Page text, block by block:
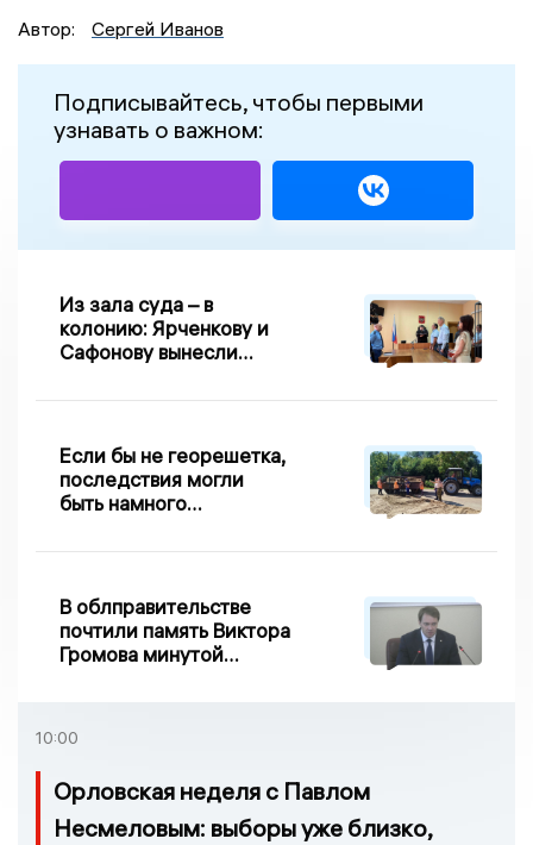
Автор:
Сергей Иванов
Подписывайтесь, чтобы первыми
узнавать о важном:
Из зала суда – в
колонию: Ярченкову и
Сафонову вынесли
взятке
Если бы не георешетка,
последствия могли
быть намного
сходе песка на
В облправительстве
почтили память Виктора
Громова минутой
10:00
Орловская неделя с Павлом
Несмеловым: выборы уже близко,